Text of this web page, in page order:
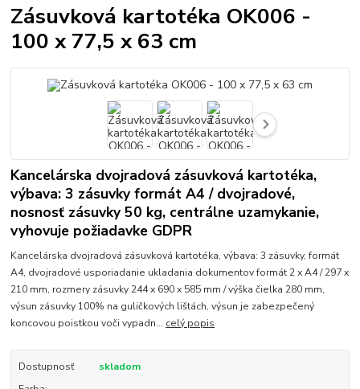
Zásuvková kartotéka OK006 -
100 x 77,5 x 63 cm
Kancelárska dvojradová zásuvková kartotéka,
výbava: 3 zásuvky formát A4 / dvojradové,
nosnosť zásuvky 50 kg, centrálne uzamykanie,
vyhovuje požiadavke GDPR
Kancelárska dvojradová zásuvková kartotéka, výbava: 3 zásuvky, formát
A4, dvojradové usporiadanie ukladania dokumentov formát 2 x A4 / 297 x
210 mm, rozmery zásuvky 244 x 690 x 585 mm / výška čielka 280 mm,
výsun zásuvky 100% na guličkových lištách, výsun je zabezpečený
koncovou poistkou voči vypadn... celý popis
Dostupnosť
skladom